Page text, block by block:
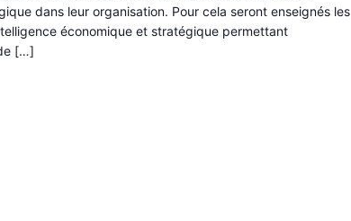
dans leur organisation. Pour cela seront enseignés les
économique et stratégique permettant
[…]